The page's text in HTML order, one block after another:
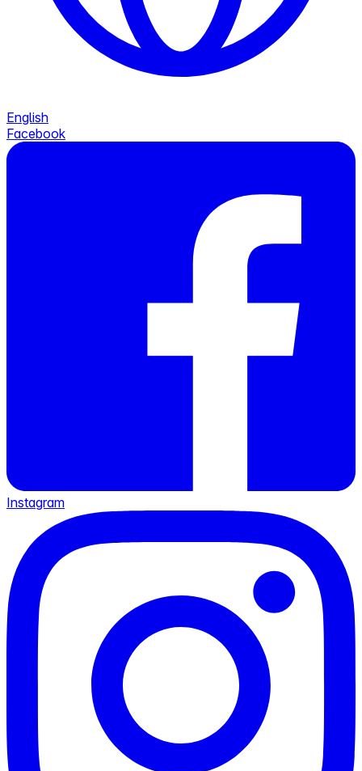
English
Facebook
Instagram